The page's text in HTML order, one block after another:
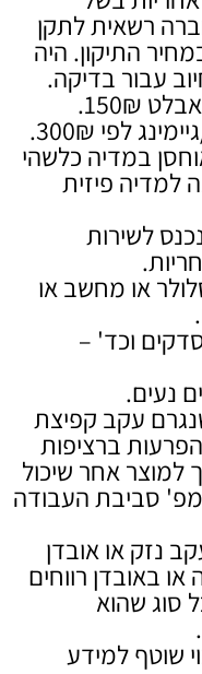
רשאית לתקן
התיקון. היה
עבור בדיקה.
מחשב נייח או סמארטפון או טאבלט 150₪.
לפי 300₪.
במדיה כלשהי
למדיה פיזית
לשירות
או מחשב או
וכד' –
נעים.
עקב קפיצת
ברציפות
אחר שיכול
סביבת העבודה
נזק או אובדן
באובדן רווחים
סוג שהוא
שוטף למידע